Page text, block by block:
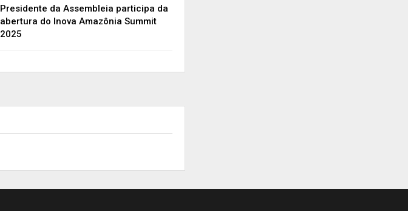
Presidente da Assembleia participa da
abertura do Inova Amazônia Summit
2025